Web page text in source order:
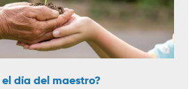
día del maestro?